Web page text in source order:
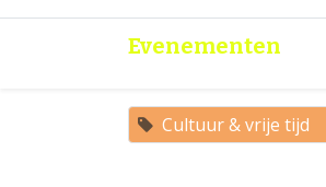
Evenementen
Cultuur & vrije tijd